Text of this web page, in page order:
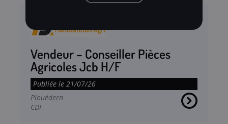
Bernard Manutention Agri
Saint-Gilles
Plouédern
Saint-Évarzec
Vendeur – Conseiller Pièces
Agricoles Jcb H/F
Publiée le 21/07/26
Plouédern
CDI